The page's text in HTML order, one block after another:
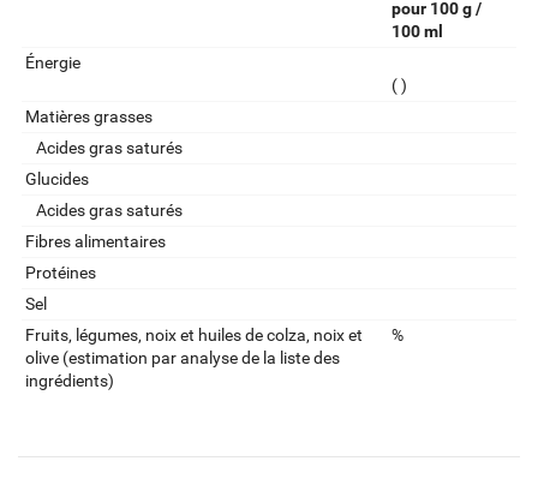
pour 100 g /
100 ml
Énergie
( )
Matières grasses
Acides gras saturés
Glucides
Acides gras saturés
Fibres alimentaires
Protéines
Sel
Fruits‚ légumes‚ noix et huiles de colza‚ noix et
olive (estimation par analyse de la liste des
ingrédients)
%